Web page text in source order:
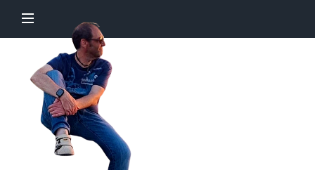
Profesor